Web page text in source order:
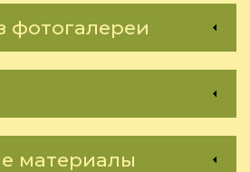
фотогалереи
материалы